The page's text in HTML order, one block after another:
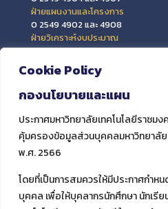
Cookie Policy
กองนโยบายและแผน
ประกาศมหาวิทยาลัยเทคโนโลยีราชม
คุ้มครองข้อมูลส่วนบุคคลมหาวิทยาลั
พ.ศ. 2566
โดยที่เป็นการสมควรให้มีประกาศกำ
บุคคล เพื่อให้บุคลากรนักศึกษา นักเรี
ฝ่ายแผนงานและโครงการ
0 2549 4902 และ 4908
ฝ่ายวิเคราะห์งบประมาณ
0 2549 4903 และ 4909
ฝ่ายข้อมูลสารสนเทศและติดตามประเ
0 2549 4906